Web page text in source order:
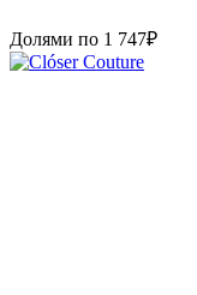
Долями по 1 747₽